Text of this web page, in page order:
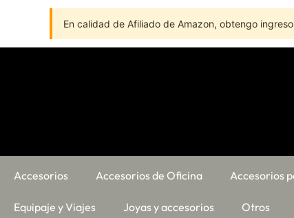
En calidad de Afiliado de Amazon, obtengo
Accesorios Accesorios de Oficina Accesorios
Equipaje y Viajes Joyas y accesorios Otros